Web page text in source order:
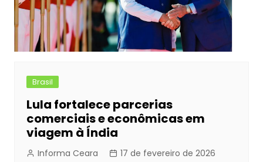
Brasil
Lula fortalece parcerias
comerciais e econômicas em
viagem à Índia
Informa Ceara 17 de fevereiro de 2026